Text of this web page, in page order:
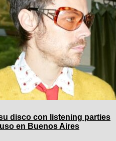
disco con listening parties
en Buenos Aires